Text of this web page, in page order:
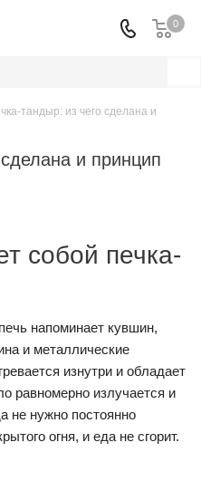
0
тандыр: из чего сделана и
и принцип
собой печка-
напоминает кувшин,
и металлические
изнутри и обладает
равномерно излучается и
не нужно постоянно
огня, и еда не сгорит.